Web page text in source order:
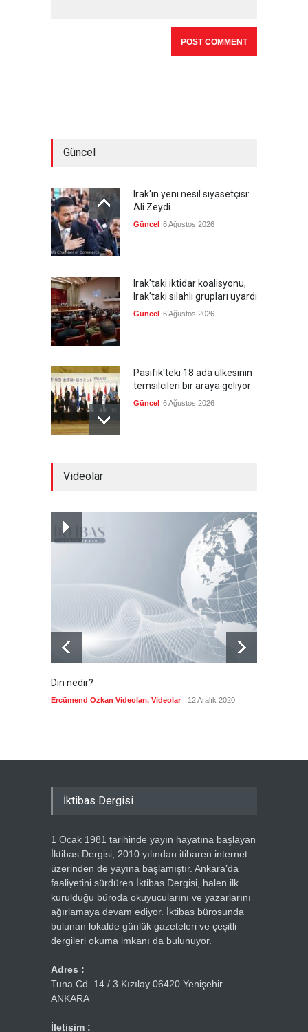
Güncel
Irak'ın yeni nesil siyasetçisi:
Ali Zeydi
Güncel 6 Ağustos 2026
Irak'taki iktidar koalisyonu,
Irak'taki silahlı grupları uyardı
Güncel 6 Ağustos 2026
Pasifik'teki 18 ada ülkesinin
temsilcileri bir araya geliyor
Güncel 6 Ağustos 2026
FIFA yönetimi kriz
toplantısını Fas'ta yaptı
6 Ağustos 2026
Videolar
Din nedir?
Ercümend Özkan Videoları, Videolar 12 Aralık 2020
İktibas Dergisi
1 Ocak 1981 tarihinde yayın hayatına başlayan
İktibas Dergisi, 2010 yılından itibaren internet
üzerinden de yayına başlamıştır. Ankara’da
faaliyetini sürdüren İktibas Dergisi, halen ilk
kurulduğu büroda okuyucularını ve yazarlarını
ağırlamaya devam ediyor. İktibas bürosunda
bulunan lokalde günlük gazeteleri ve çeşitli
dergileri okuma imkanı da bulunuyor.
Adres :
Tuna Cd. 14 / 3 Kızılay 06420 Yenişehir
ANKARA
İletişim :